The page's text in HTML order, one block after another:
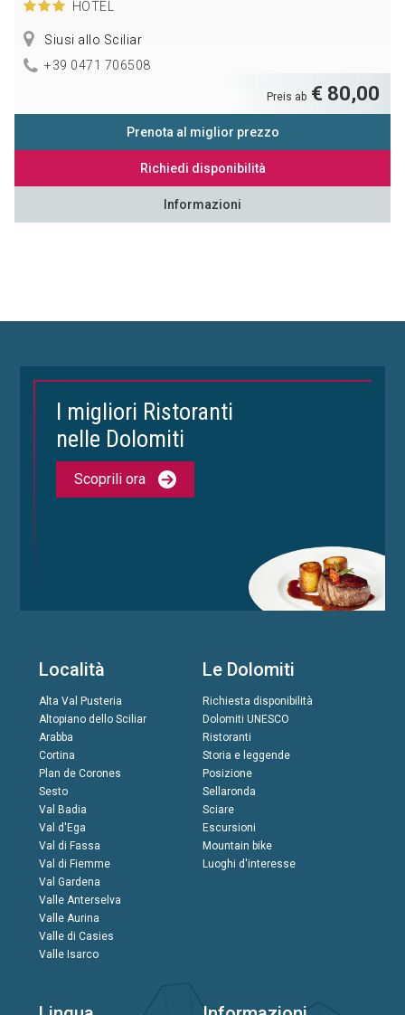
HOTEL
Siusi allo Sciliar
+39 0471 706508
Preis ab € 80,00
Prenota al miglior prezzo
Richiedi disponibilità
Informazioni
I migliori Ristoranti
nelle Dolomiti
Scoprili ora
Località
Alta Val Pusteria
Altopiano dello Sciliar
Arabba
Cortina
Plan de Corones
Sesto
Val Badia
Val d'Ega
Val di Fassa
Val di Fiemme
Val Gardena
Valle Anterselva
Valle Aurina
Valle di Casies
Valle Isarco
Le Dolomiti
Richiesta disponibilità
Dolomiti UNESCO
Ristoranti
Storia e leggende
Posizione
Sellaronda
Sciare
Escursioni
Mountain bike
Luoghi d'interesse